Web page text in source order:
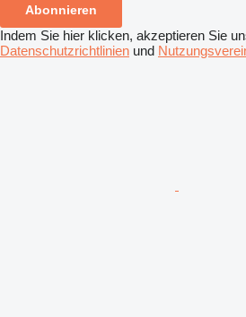
Abonnieren
Indem Sie hier klicken, akzeptieren Sie
Datenschutzrichtlinien und